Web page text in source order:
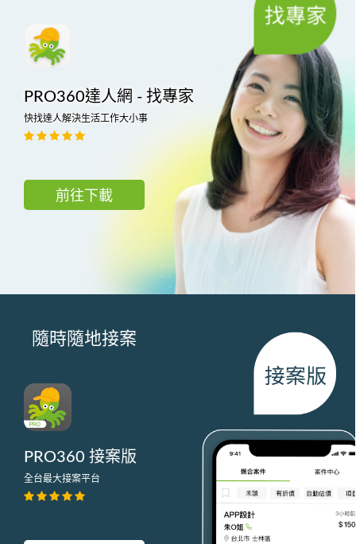
PRO360達人網 - 找專家
快找達人解決生活工作大小事
前往下載
隨時隨地接案
PRO360 接案版
全台最大接案平台